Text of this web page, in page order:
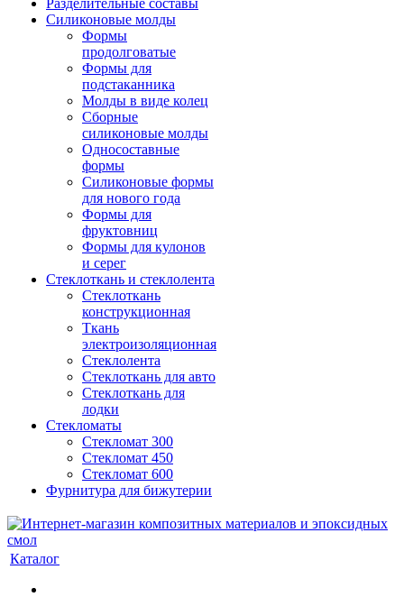
Разделительные составы
Силиконовые молды
Формы
продолговатые
Формы для
подстаканника
Молды в виде колец
Сборные
силиконовые молды
Односоставные
формы
Силиконовые формы
для нового года
Формы для
фруктовниц
Формы для кулонов
и серег
Стеклоткань и стеклолента
Стеклоткань
конструкционная
Ткань
электроизоляционная
Стеклолента
Стеклоткань для авто
Стеклоткань для
лодки
Стекломаты
Стекломат 300
Стекломат 450
Стекломат 600
Фурнитура для бижутерии
Каталог